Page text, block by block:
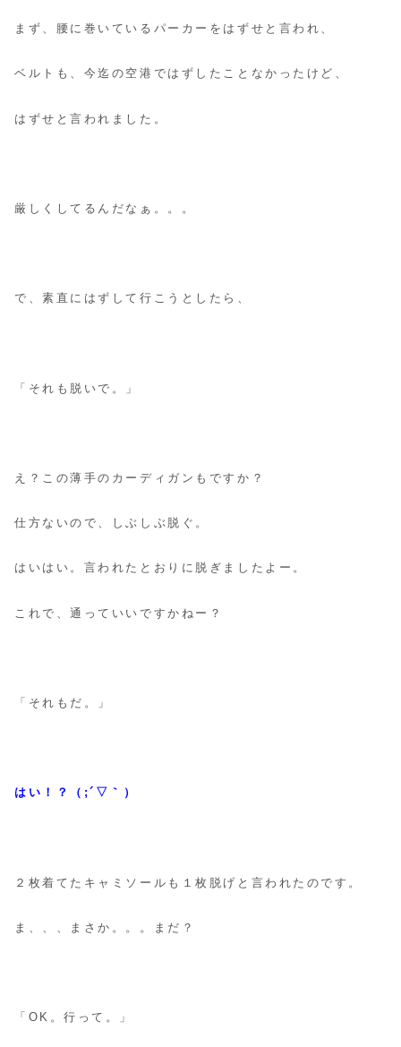
まず、腰に巻いているパーカーをはずせと言われ、
ベルトも、今迄の空港ではずしたことなかったけど、
はずせと言われました。
厳しくしてるんだなぁ。。。
で、素直にはずして行こうとしたら、
「それも脱いで。」
え？この薄手のカーディガンもですか？
仕方ないので、しぶしぶ脱ぐ。
はいはい。言われたとおりに脱ぎましたよー。
これで、通っていいですかねー？
「それもだ。」
はい！？（;´▽｀）
２枚着てたキャミソールも１枚脱げと言われたのです。
ま、、、まさか。。。まだ？
「OK。行って。」